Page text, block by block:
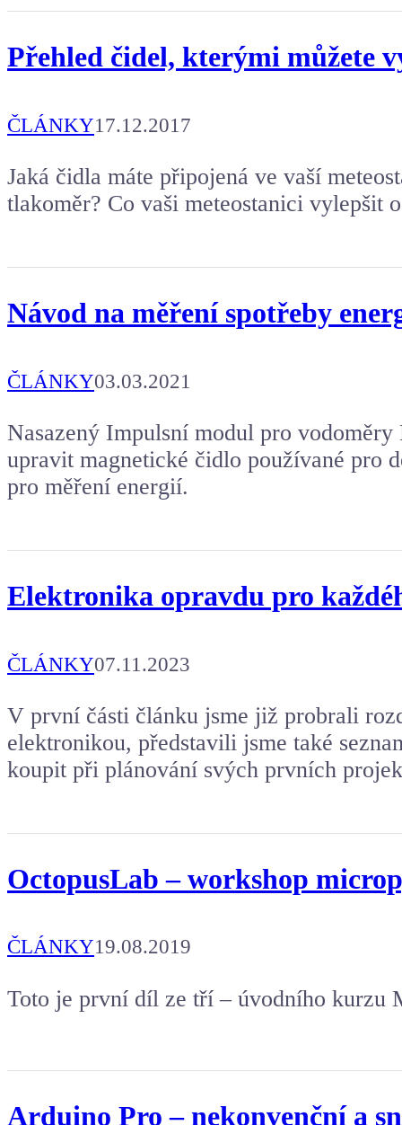
Přehled čidel, kterými můžete
ČLÁNKY17.12.2017
Jaká čidla máte připojená ve vaší
tlakoměr? Co vaši meteostanici vylepšit
Návod na měření spotřeby
ČLÁNKY03.03.2021
Nasazený Impulsní modul pro
upravit magnetické čidlo používané pro
pro měření energií.
Elektronika opravdu pro
ČLÁNKY07.11.2023
V první části článku jsme již probrali
elektronikou, představili jsme také
koupit při plánování svých prvních
OctopusLab – workshop
ČLÁNKY19.08.2019
Toto je první díl ze tří – úvodního kurzu
Arduino Pro – nekonvenční a